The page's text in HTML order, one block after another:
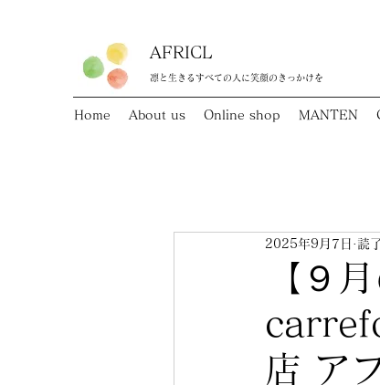
AFRICL
​​凛と生きるすべての人に笑顔のきっかけを
Home About us Online shop MANTEN
【９
店 ア
2025年9月7日 読